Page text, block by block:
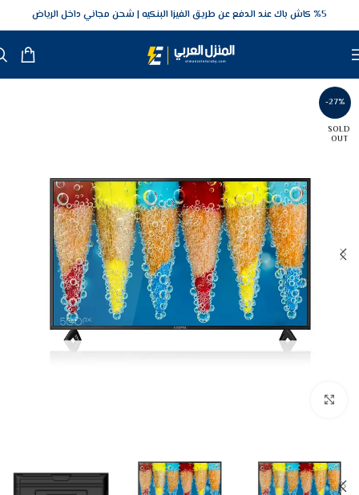
5‎% كاش باك عند الدفع عن طريق الفيزا البنكيه شحن مجاني داخل الرياض
-27%
SOLD
OUT